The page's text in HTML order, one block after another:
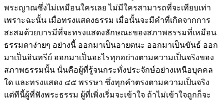
พระญาณซึ่งไม่เหมือนใครเลย ไม่มีใครสามารถที่จะเทียบเท่า
เพราะฉะนั้น เมื่อทรงแสดงธรรม เมื่อนั้นจะมีคำที่เกิดจากการ
สะสมด้วยบารมีที่จะทรงแสดงลักษณะของสภาพธรรมที่เหมือน
ธรรมดาง่ายๆ อย่างนี้ ออกมาเป็นอายตนะ ออกมาเป็นขันธ์ ออก
มาเป็นอินทรีย์ ออกมาเป็นอะไรทุกอย่างตามความเป็นจริงของ
สภาพธรรมนั้น นั่นคือผู้ที่รู้จนกระทั่งประจักษ์อย่างเหนือบุคคล
ใด และทรงแสดง ๔๕ พรรษา ซึ่งทุกคำตรงตามความเป็นจริง
แต่ทีนี้ผู้ที่ฟังพระธรรม ผู้ที่เพิ่งเริ่มจะเข้าใจ ถ้าไม่เข้าใจถูกก็จะ